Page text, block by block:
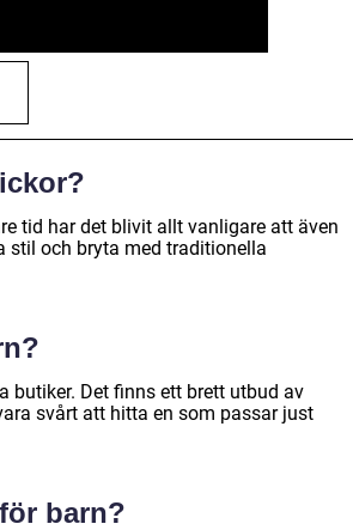
tid har det blivit allt vanligare att även
stil och bryta med traditionella
butiker. Det finns ett brett utbud av
svårt att hitta en som passar just
barn?